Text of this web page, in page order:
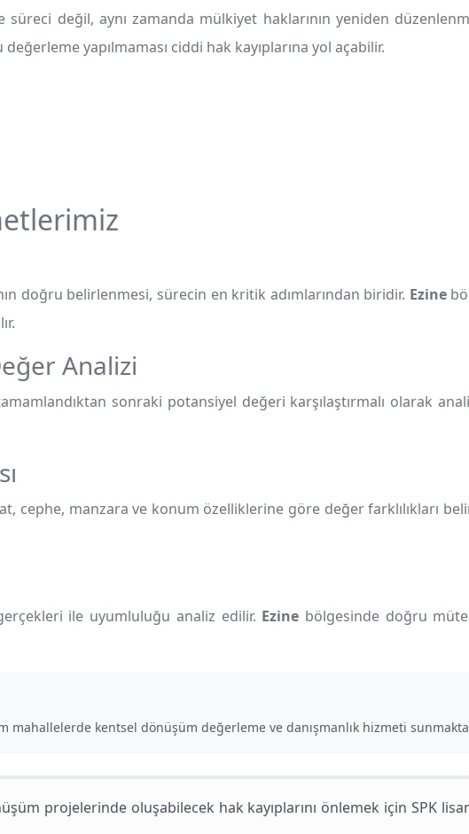
süreci değil, aynı zamanda mülkiyet haklarının yeniden
yapılmaması ciddi hak kayıplarına yol açabilir.
doğru belirlenmesi, sürecin en kritik adımlarından biridir. Ezine
Analizi
sonraki potansiyel değeri karşılaştırmalı olarak
cephe, manzara ve konum özelliklerine göre değer farklılıkları
ile uyumluluğu analiz edilir. Ezine bölgesinde doğru
mahallelerde kentsel dönüşüm değerleme ve danışmanlık hizmeti
projelerinde oluşabilecek hak kayıplarını önlemek için SPK